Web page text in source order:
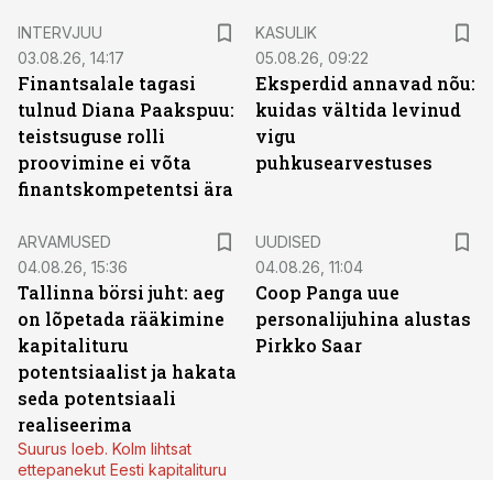
INTERVJUU
03.08.26, 14:17
Finantsalale tagasi
tulnud Diana Paakspuu:
teistsuguse rolli
proovimine ei võta
finantskompetentsi ära
KASULIK
05.08.26, 09:22
Eksperdid annavad nõu:
kuidas vältida levinud
vigu
puhkusearvestuses
ARVAMUSED
04.08.26, 15:36
Tallinna börsi juht: aeg
on lõpetada rääkimine
kapitalituru
potentsiaalist ja hakata
seda potentsiaali
realiseerima
Suurus loeb. Kolm lihtsat
ettepanekut Eesti kapitalituru
UUDISED
04.08.26, 11:04
Coop Panga uue
personalijuhina alustas
Pirkko Saar